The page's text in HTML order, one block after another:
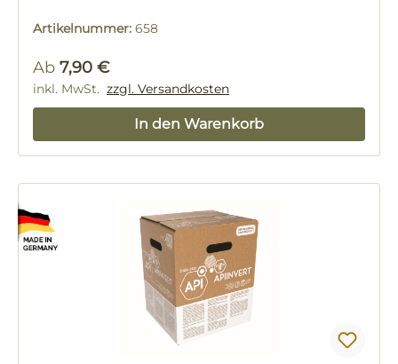
Artikelnummer: 658
Regulärer Preis:
Ab 7,90 €
inkl. MwSt. zzgl. Versandkosten
In den Warenkorb